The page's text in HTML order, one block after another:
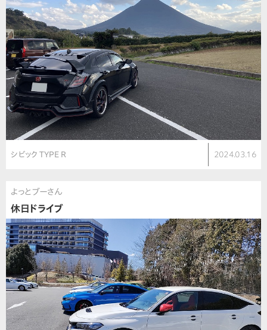
シビック TYPE R 2024.03.16
よっとブーさん
休日ドライブ